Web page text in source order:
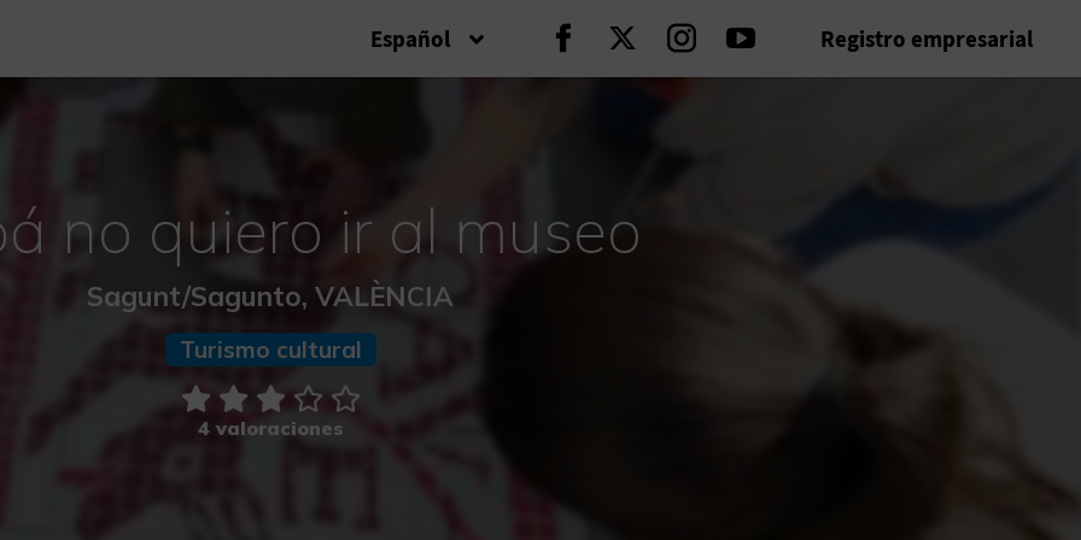
Español Seguir en Facebook
Seguir en Twitter
Seguir en Instagram
Seguir en Youtube
Registro empresarial
no quiero ir al museo
Sagunt/Sagunto, VALÈNCIA
Turismo cultural
4 valoraciones